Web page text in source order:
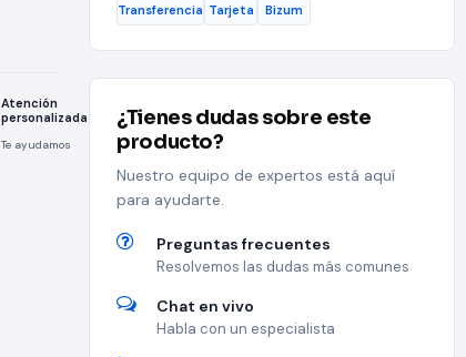
Atención
personalizada
Te ayudamos
Transferencia Tarjeta Bizum
¿Tienes dudas sobre este
producto?
Nuestro equipo de expertos está aquí
para ayudarte.
Preguntas frecuentes
Resolvemos las dudas más comunes
Chat en vivo
Habla con un especialista